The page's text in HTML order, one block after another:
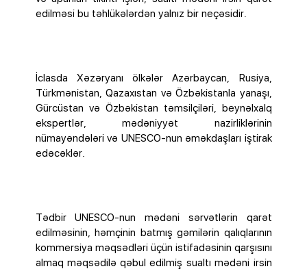
edilməsi bu təhlükələrdən yalnız bir neçəsidir.
İclasda Xəzəryanı ölkələr Azərbaycan, Rusiya,
Türkmənistan, Qazaxıstan və Özbəkistanla yanaşı,
Gürcüstan və Özbəkistan təmsilçiləri, beynəlxalq
ekspertlər, mədəniyyət nazirliklərinin
nümayəndələri və UNESCO-nun əməkdaşları iştirak
edəcəklər.
Tədbir UNESCO-nun mədəni sərvətlərin qarət
edilməsinin, həmçinin batmış gəmilərin qalıqlarının
kommersiya məqsədləri üçün istifadəsinin qarşısını
almaq məqsədilə qəbul edilmiş sualtı mədəni irsin